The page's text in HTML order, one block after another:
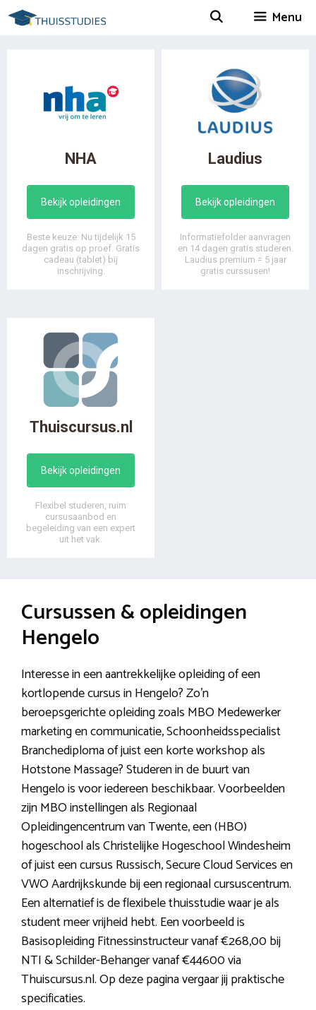
Spring
naar
Menu
NHA
Bekijk opleidingen
Beste keuze: Nu tijdelijk 15
dagen gratis op proef. Gratis
cadeau (tablet) bij
inschrijving.
Laudius
Bekijk opleidingen
Informatiefolder aanvragen
en 14 dagen gratis studeren.
Laudius premium = 5 jaar
gratis curssusen!
Thuiscursus.nl
Bekijk opleidingen
Flexibel studeren, ruim
cursusaanbod en
begeleiding van een expert
uit het vak.
Cursussen & opleidingen
Hengelo
Interesse in een aantrekkelijke opleiding of een
kortlopende cursus in Hengelo? Zo’n
beroepsgerichte opleiding zoals MBO Medewerker
marketing en communicatie, Schoonheidsspecialist
Branchediploma of juist een korte workshop als
Hotstone Massage? Studeren in de buurt van
Hengelo is voor iedereen beschikbaar. Voorbeelden
zijn MBO instellingen als Regionaal
Opleidingencentrum van Twente, een (HBO)
hogeschool als Christelijke Hogeschool Windesheim
of juist een cursus Russisch, Secure Cloud Services en
VWO Aardrijkskunde bij een regionaal cursuscentrum.
Een alternatief is de flexibele thuisstudie waar je als
student meer vrijheid hebt. Een voorbeeld is
Basisopleiding Fitnessinstructeur vanaf €268,00 bij
NTI & Schilder-Behanger vanaf €44600 via
Thuiscursus.nl. Op deze pagina vergaar jij praktische
specificaties.